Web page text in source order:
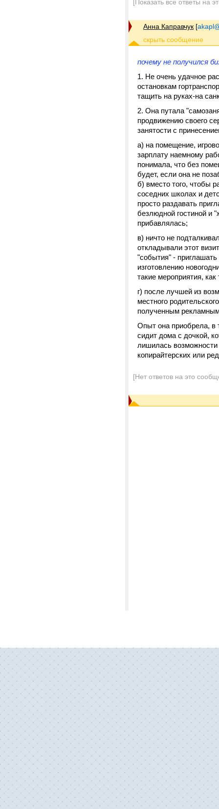
[Показать все ответы на
Анна Каправчук [
почему не получился
1. Не очень удачное
остановкам
тащить на руках-на
2. Она путала
продвижению своего
занятости с
а) на помещение,
зарплату наемному
понимала, что без
будет, если она не
б) вместо того, чтобы
соседних школах и
просто раздавать
безлюдной гостиной и
прибавлялась;
в) ничто не
откладывали этот
"события" - приглашать
изготовлению
такие мероприятия,
г) после лучшей из
местного
полученным
Опыт она приобрела, в
сидит дома с дочкой,
лишилась
копирайтерских или
[Нет ответов на это